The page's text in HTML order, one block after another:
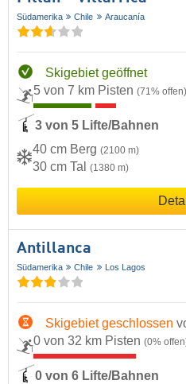
Südamerika Chile Araucanía
Skigebiet geöffnet
5 von 7 km Pisten (71% offen)
3 von 5 Lifte/Bahnen
40 cm Berg (2100 m)
30 cm Tal (1380 m)
Antillanca
Südamerika Chile Los Lagos
Skigebiet geschlossen
0 von 32 km Pisten (0%
0 von 6 Lifte/Bahnen